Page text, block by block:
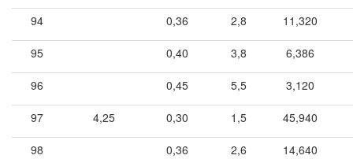
94 0,36 2,8 11,320
95 0,40 3,8 6,386
96 0,45 5,5 3,120
97 4,25 0,30 1,5 45,940
98 0,36 2,6 14,640